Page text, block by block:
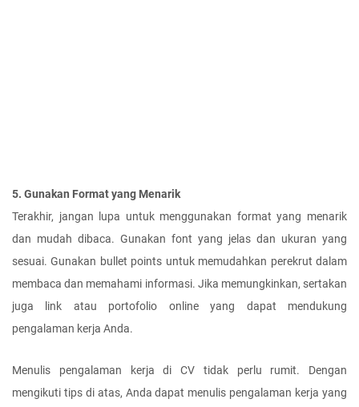
5. Gunakan Format yang Menarik
Terakhir, jangan lupa untuk menggunakan format yang menarik
dan mudah dibaca. Gunakan font yang jelas dan ukuran yang
sesuai. Gunakan bullet points untuk memudahkan perekrut dalam
membaca dan memahami informasi. Jika memungkinkan, sertakan
juga link atau portofolio online yang dapat mendukung
pengalaman kerja Anda.
Menulis pengalaman kerja di CV tidak perlu rumit. Dengan
mengikuti tips di atas, Anda dapat menulis pengalaman kerja yang